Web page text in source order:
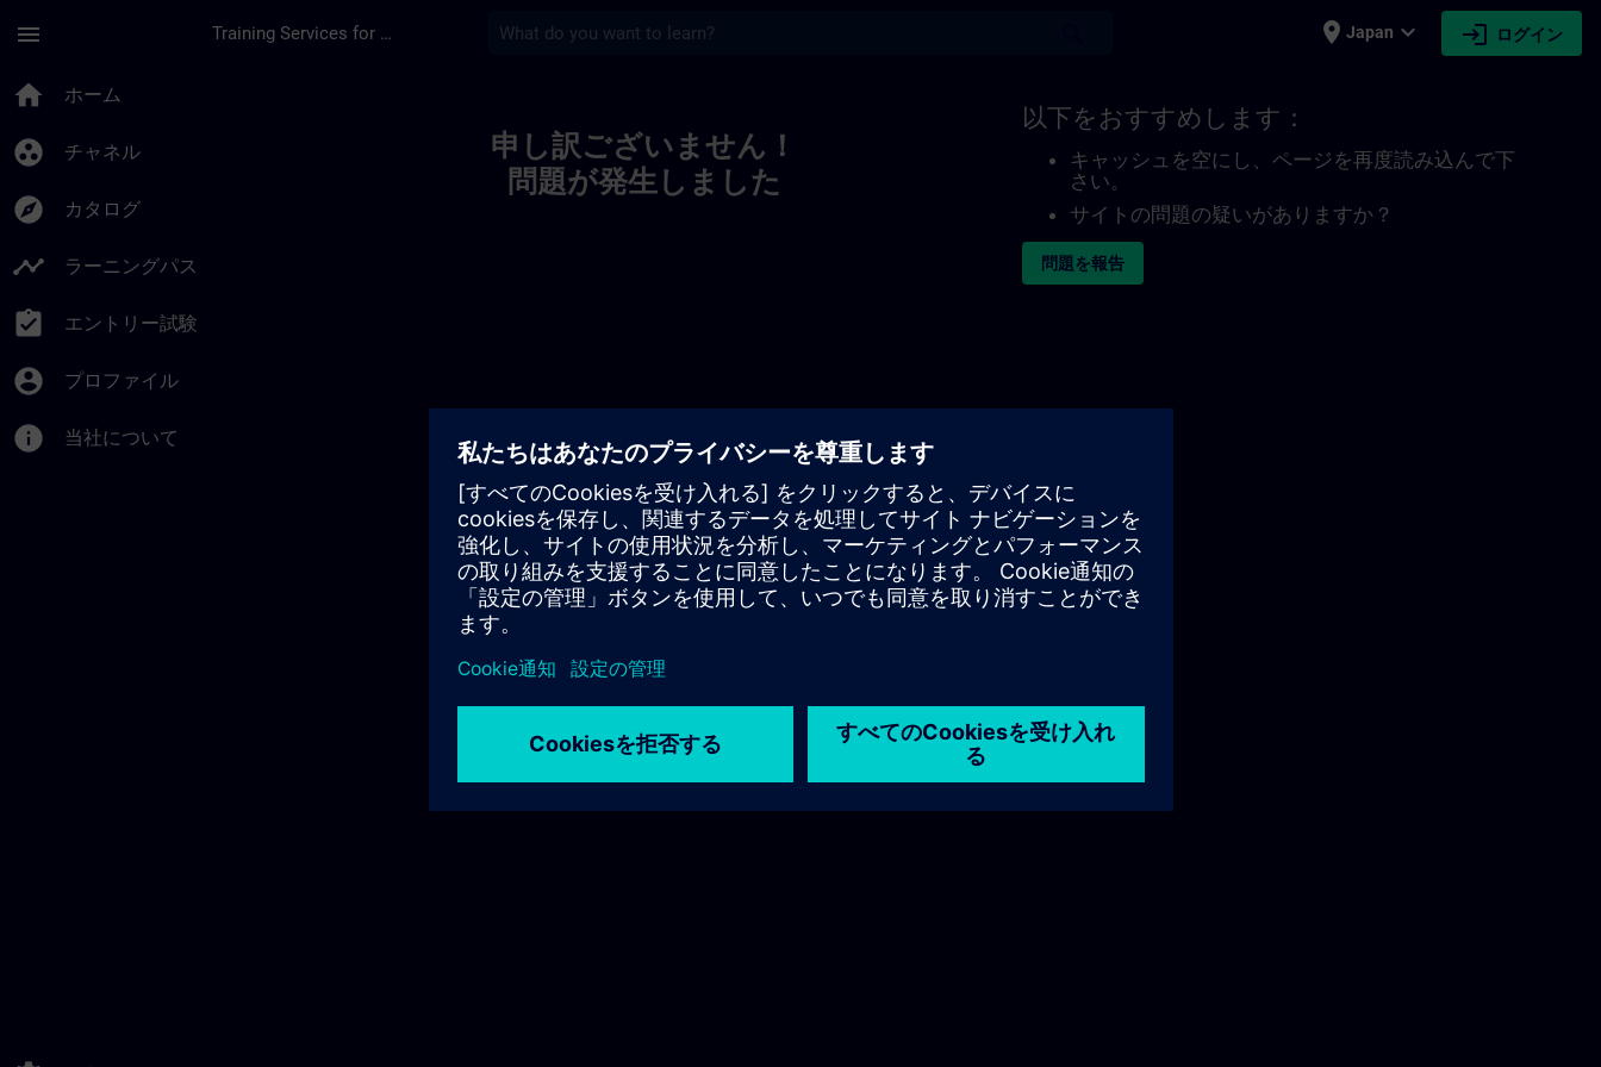
menu Training Services for Digital Industries place Japan expand_more login ログイン
home ホーム
group_work チャネル
explore カタログ
timeline ラーニングパス
assignment_turned_in エントリー試験
account_circle プロファイル
info 当社について
申し訳ございません！
問題が発生しました
以下をおすすめします：
キャッシュを空にし、ページを再度読み込んで下
さい。
サイトの問題の疑いがありますか？
問題を報告